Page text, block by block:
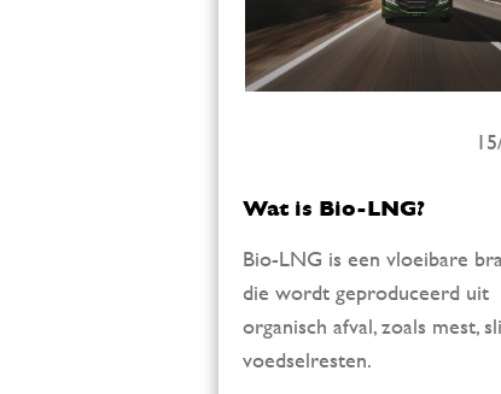
Wat is Bio-LNG?
Bio-LNG is een vloeibare
die wordt geproduceerd uit
organisch afval, zoals mest,
voedselresten.